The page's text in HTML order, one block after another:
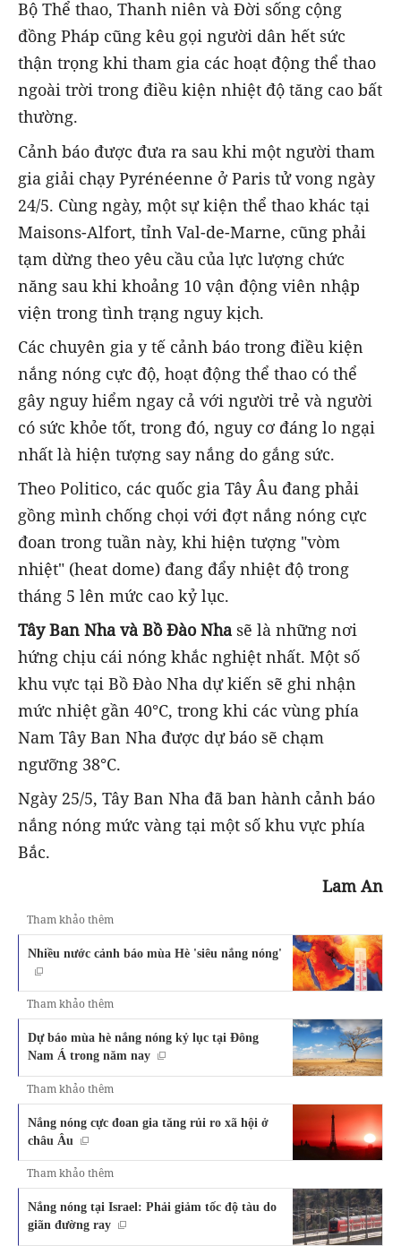
Bộ Thể thao, Thanh niên và Đời sống cộng
đồng Pháp cũng kêu gọi người dân hết sức
thận trọng khi tham gia các hoạt động thể thao
ngoài trời trong điều kiện nhiệt độ tăng cao bất
thường.
Cảnh báo được đưa ra sau khi một người tham
gia giải chạy Pyrénéenne ở Paris tử vong ngày
24/5. Cùng ngày, một sự kiện thể thao khác tại
Maisons-Alfort, tỉnh Val-de-Marne, cũng phải
tạm dừng theo yêu cầu của lực lượng chức
năng sau khi khoảng 10 vận động viên nhập
viện trong tình trạng nguy kịch.
Các chuyên gia y tế cảnh báo trong điều kiện
nắng nóng cực độ, hoạt động thể thao có thể
gây nguy hiểm ngay cả với người trẻ và người
có sức khỏe tốt, trong đó, nguy cơ đáng lo ngại
nhất là hiện tượng say nắng do gắng sức.
Theo Politico, các quốc gia Tây Âu đang phải
gồng mình chống chọi với đợt nắng nóng cực
đoan trong tuần này, khi hiện tượng "vòm
nhiệt" (heat dome) đang đẩy nhiệt độ trong
tháng 5 lên mức cao kỷ lục.
Tây Ban Nha và Bồ Đào Nhasẽ là những nơi
hứng chịu cái nóng khắc nghiệt nhất. Một số
khu vực tại Bồ Đào Nha dự kiến sẽ ghi nhận
mức nhiệt gần 40°C, trong khi các vùng phía
Nam Tây Ban Nha được dự báo sẽ chạm
ngưỡng 38°C.
Ngày 25/5, Tây Ban Nha đã ban hành cảnh báo
nắng nóng mức vàng tại một số khu vực phía
Bắc.
Lam An
Tham khảo thêm
Nhiều nước cảnh báo mùa Hè 'siêu nắng nóng'
Tham khảo thêm
Dự báo mùa hè nắng nóng kỷ lục tại Đông
Nam Á trong năm nay
Tham khảo thêm
Nắng nóng cực đoan gia tăng rủi ro xã hội ở
châu Âu
Tham khảo thêm
Nắng nóng tại Israel: Phải giảm tốc độ tàu do
giãn đường ray